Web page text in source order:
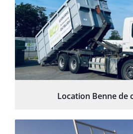
Location Benne de